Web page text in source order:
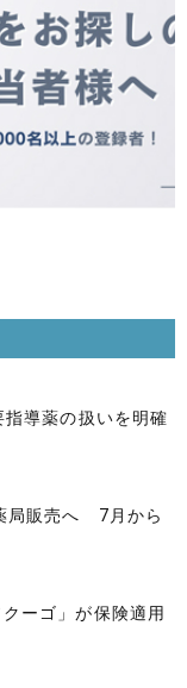
導薬の扱いを明確
局販売へ 7月から
ーゴ」が保険適用